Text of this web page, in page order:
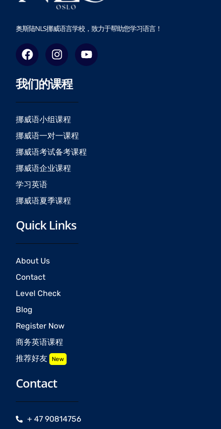
奥斯陆NLS挪威语言学校，致力于帮助您学习语言！
F
a
c
e
b
o
o
k
I
n
s
t
a
g
r
a
m
Y
o
u
我们的课程
挪威语小组课程
挪威语一对一课程
挪威语考试备考课程
挪威语企业课程
学习英语
挪威语夏季课程
Quick Links
About Us
Contact
Level Check
Blog
Register Now
商务英语课程
推荐好友 New
Contact
+ 47 90814756